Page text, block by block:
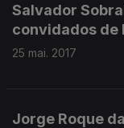
Salvador
convidados de
25 mai. 2017
Jorge Roque